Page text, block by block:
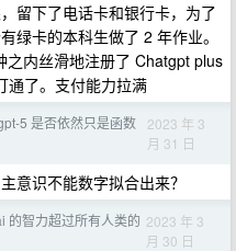
留下了电话卡和银行卡，为了
绿卡的本科生做了 2 年作业。
内丝滑地注册了 Chatgpt plus
通了。支付能力拉满
5 是否依然只是函数
2023 年 3
月 31 日
意识不能数字拟合出来？
的智力超过所有人类的 2023 年 3
月 30 日